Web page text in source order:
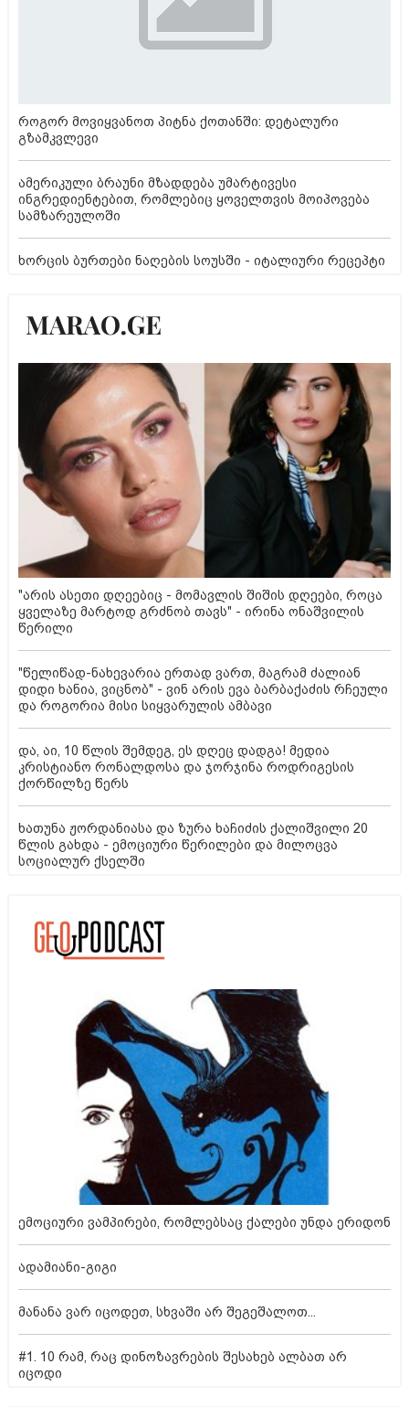
როგორ მოვიყვანოთ პიტნა ქოთანში: დეტალური
გზამკვლევი
ამერიკული ბრაუნი მზადდება უმარტივესი
ინგრედიენტებით, რომლებიც ყოველთვის მოიპოვება
სამზარეულოში
ხორცის ბურთები ნაღების სოუსში - იტალიური რეცეპტი
"არის ასეთი დღეებიც - მომავლის შიშის დღეები, როცა
ყველაზე მარტოდ გრძნობ თავს" - ირინა ონაშვილის
წერილი
"წელიწად-ნახევარია ერთად ვართ, მაგრამ ძალიან
დიდი ხანია, ვიცნობ" - ვინ არის ევა ბარბაქაძის რჩეული
და როგორია მისი სიყვარულის ამბავი
და, აი, 10 წლის შემდეგ, ეს დღეც დადგა! მედია
კრისტიანო რონალდოსა და ჯორჯინა როდრიგესის
ქორწილზე წერს
ხათუნა ჟორდანიასა და ზურა ხაჩიძის ქალიშვილი 20
წლის გახდა - ემოციური წერილები და მილოცვა
სოციალურ ქსელში
ემოციური ვამპირები, რომლებსაც ქალები უნდა ერიდონ
ადამიანი-გიგი
მანანა ვარ იცოდეთ, სხვაში არ შეგეშალოთ...
#1. 10 რამ, რაც დინოზავრების შესახებ ალბათ არ
იცოდი